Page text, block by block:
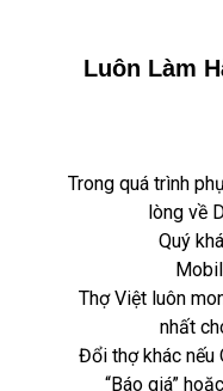
Luôn Làm
Trong quá trình
lòng về
Quý
Thợ Việt luôn
nhất
Đổi thợ khác nếu
“Báo giá”